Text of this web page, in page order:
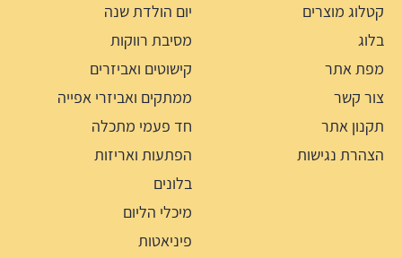
קטלוג מוצרים
בלוג
מפת אתר
צור קשר
תקנון אתר
הצהרת נגישות
יום הולדת שנה
מסיבת רווקות
קישוטים ואביזרים
ממתקים ואביזרי אפייה
חד פעמי מתכלה
הפתעות ואריזות
בלונים
מיכלי הליום
פיניאטות